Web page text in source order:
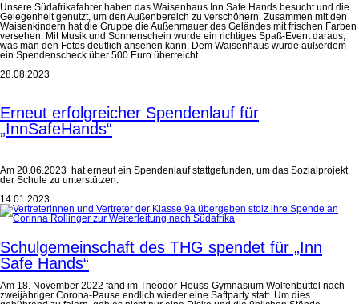
Unsere Südafrikafahrer haben das Waisenhaus Inn Safe Hands besucht und die
Gelegenheit genutzt, um den Außenbereich zu verschönern. Zusammen mit den
Waisenkindern hat die Gruppe die Außenmauer des Geländes mit frischen Farben
versehen. Mit Musik und Sonnenschein wurde ein richtiges Spaß-Event daraus,
was man den Fotos deutlich ansehen kann. Dem Waisenhaus wurde außerdem
ein Spendenscheck über 500 Euro überreicht.
28.08.2023
Erneut erfolgreicher Spendenlauf für
„InnSafeHands“
Am 20.06.2023 hat erneut ein Spendenlauf stattgefunden, um das Sozialprojekt
der Schule zu unterstützen.
14.01.2023
Schulgemeinschaft des THG spendet für „Inn
Safe Hands“
Am 18. November 2022 fand im Theodor-Heuss-Gymnasium Wolfenbüttel nach
zweijähriger Corona-Pause endlich wieder eine Saftparty statt. Um dies